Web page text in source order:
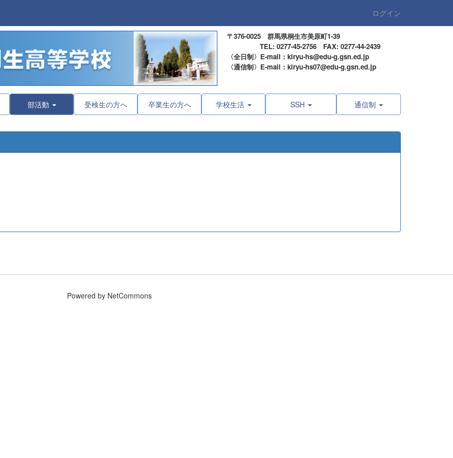
ログイン
〒376-0025 群馬県桐生市美原町1-39
TEL: 0277-45-2756 FAX: 0277-44-2439
〈全日制〉E-mail：kiryu-hs@edu-g.gsn.ed.jp
〈通信制〉E-mail：kiryu-hs07@edu-g.gsn.ed.jp
部活動 受検生の方へ 卒業生の方へ 学校生活 SSH 通信制
Powered by NetCommons